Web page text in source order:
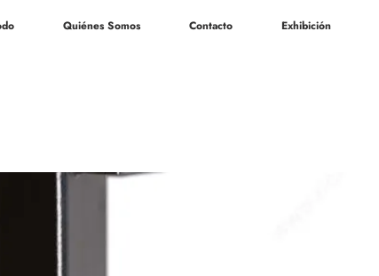
Quiénes Somos Contacto Exhibición